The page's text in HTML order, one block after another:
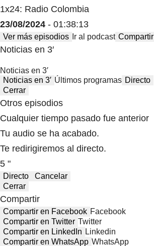
1x24: Radio Colombia
23/08/2024 - 01:38:13
Ver más episodios Ir al podcast Compartir
Noticias en 3′
Noticias en 3′
Noticias en 3′ Últimos programas Directo
Cerrar
Otros episodios
Cualquier tiempo pasado fue anterior
Tu audio se ha acabado.
Te redirigiremos al directo.
5 "
Directo
Cancelar
Cerrar
Compartir
Compartir en Facebook Facebook
Compartir en Twitter Twitter
Compartir en LinkedIn Linkedin
Compartir en WhatsApp WhatsApp